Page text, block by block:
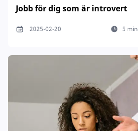
Jobb för dig som är introvert
2025-02-20 5 min